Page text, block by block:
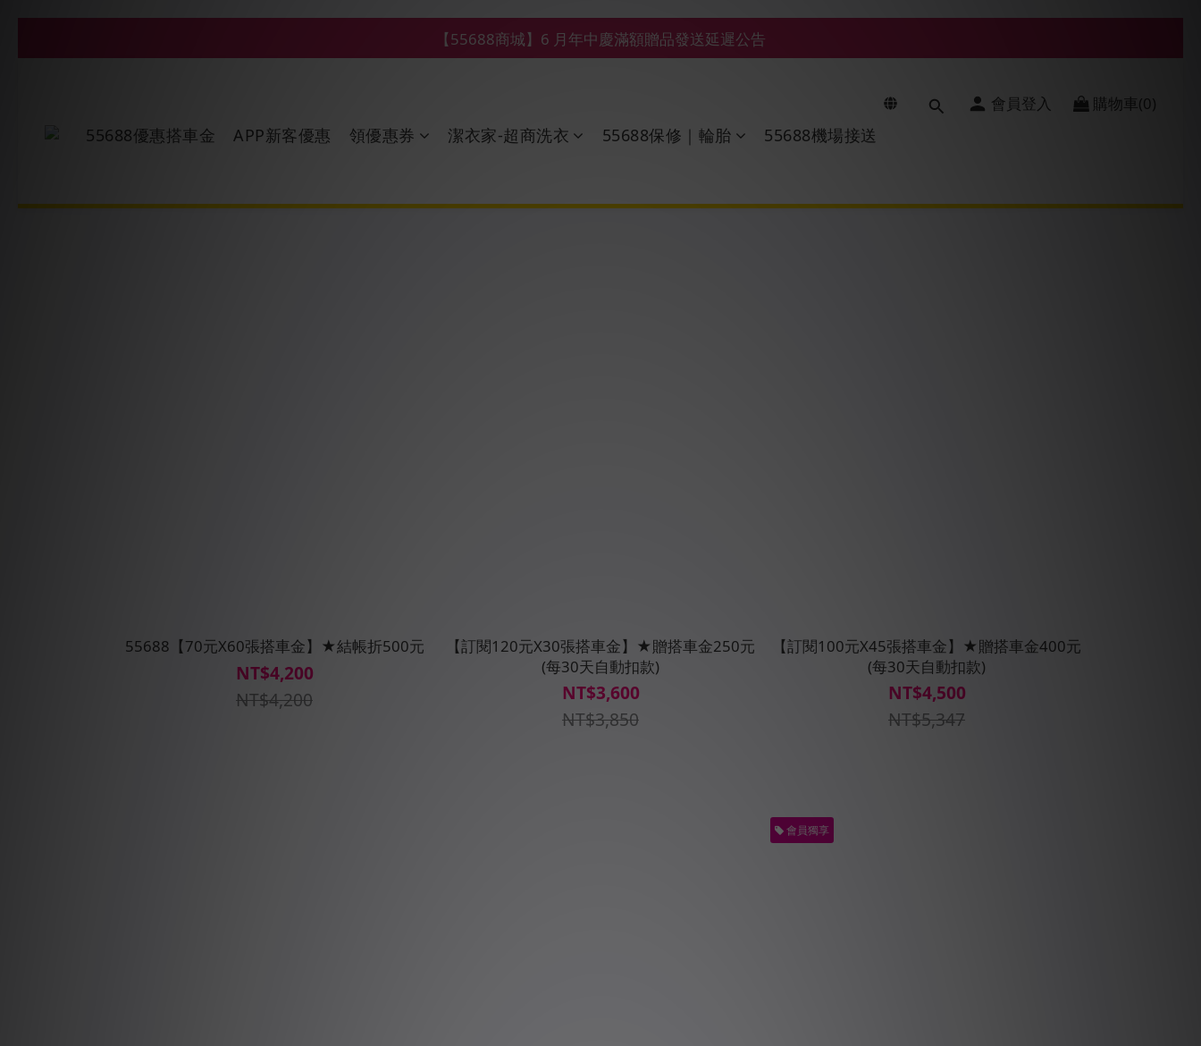
【鑽石熊/金熊新客首購限定】優惠搭車金
【55688商城】6 月年中慶滿額贈品發送延遲公告
會員登入
購物車(0)
55688優惠搭車金 APP新客優惠 領優惠券 潔衣家-超商洗衣 55688保修｜輪胎 55688機場接送
55688【70元X60張搭車金】★結帳折500元
NT$4,200
NT$4,200
【訂閱120元X30張搭車金】★贈搭車金250元
(每30天自動扣款)
NT$3,600
NT$3,850
【訂閱100元X45張搭車金】★贈搭車金400元
(每30天自動扣款)
NT$4,500
NT$5,347
會員獨享